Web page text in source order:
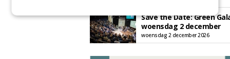
Save the Date: Green
woensdag 2 december
woensdag 2 december 2026